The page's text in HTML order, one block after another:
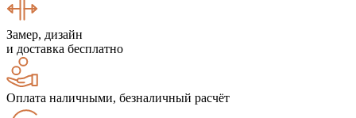
Замер, дизайн
и доставка бесплатно
Оплата наличными, безналичный расчёт